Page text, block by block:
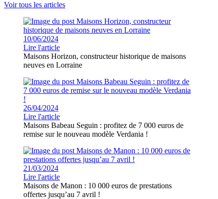
Voir tous les articles
10/06/2024
Lire l'article
Maisons Horizon, constructeur historique de maisons
neuves en Lorraine
26/04/2024
Lire l'article
Maisons Babeau Seguin : profitez de 7 000 euros de
remise sur le nouveau modèle Verdania !
21/03/2024
Lire l'article
Maisons de Manon : 10 000 euros de prestations
offertes jusqu’au 7 avril !